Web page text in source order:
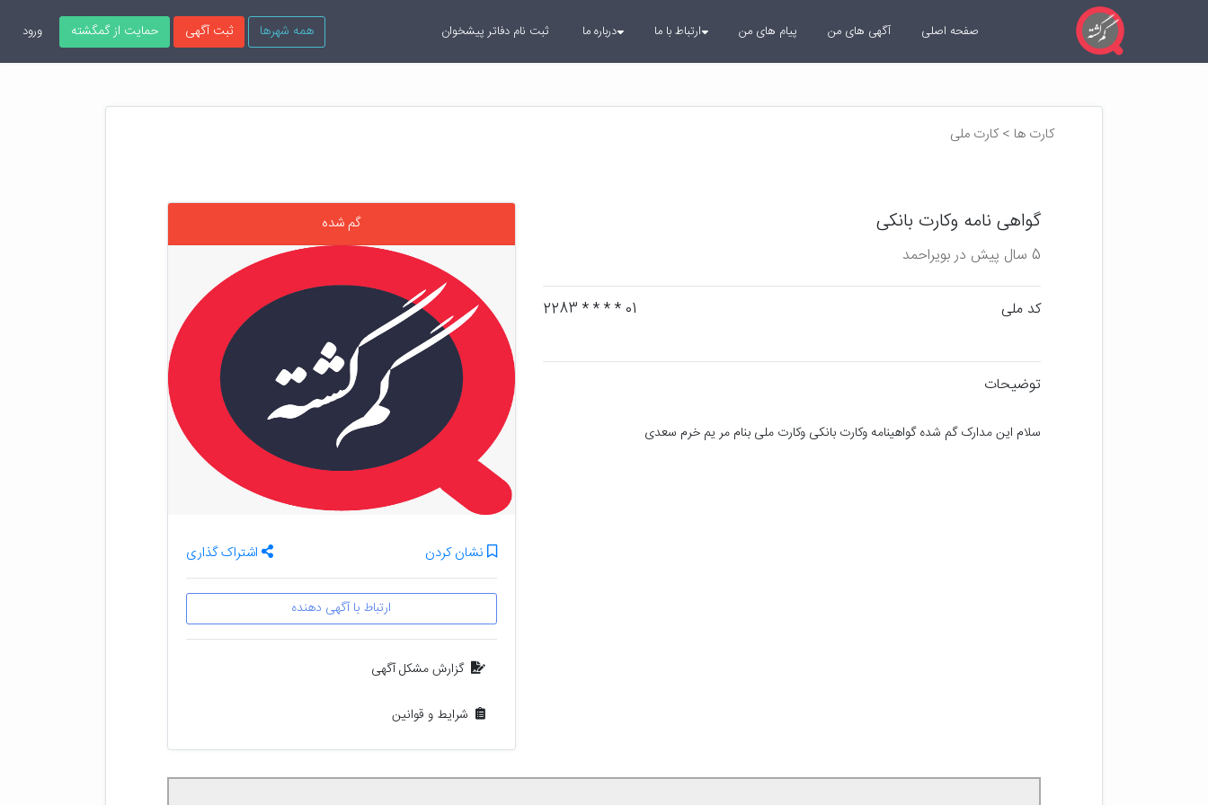
همه شهرها ثبت آگهی حمایت از گمگشته ورود صفحه اصلی آگهی های من پیام های من ارتباط با ما درباره ما ثبت نام دفاتر پیشخوان
کارت ها > کارت ملی
گواهی نامه وکارت بانکی
5 سال پیش در بویراحمد
کد ملی 01 * * * * 2283
توضیحات
سلام این مدارک گم شده گواهینامه وکارت بانکی وکارت ملی بنام مر یم خرم سعدی
گم شده
نشان کردن اشتراک گذاری
ارتباط با آگهی دهنده
گزارش مشکل آگهی
شرایط و قوانین